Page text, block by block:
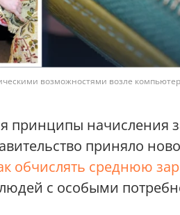
возможностями возле
принципы начисления
приняло
обчислять среднюю
людей с особыми